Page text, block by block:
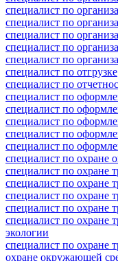
специалист по
специалист по
специалист по
специалист по
специалист по
специалист по отгрузке
специалист по
специалист по
специалист по
специалист по
специалист по
специалист по
специалист по охране
специалист по охране
специалист по охране
специалист по охране
специалист по охране
специалист по охране
экологии
специалист по охране
охране окружающей